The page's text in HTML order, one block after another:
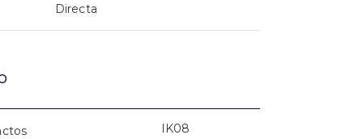
Directa
IK08